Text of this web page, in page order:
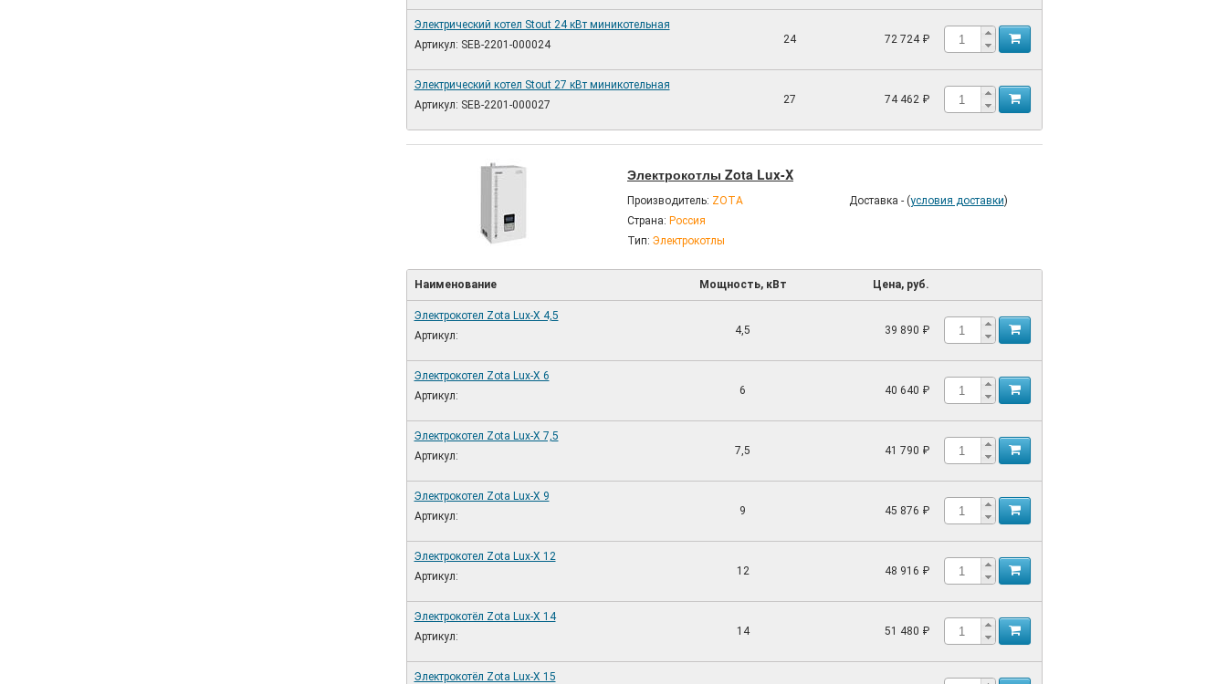
Электрический котел Stout 24 кВт миникотельная
Артикул: SEB-2201-000024
24 72 724 ₽
Электрический котел Stout 27 кВт миникотельная
Артикул: SEB-2201-000027
27 74 462 ₽
Электрокотлы Zota Lux-X
Производитель: ZOTA
Страна: Россия
Тип: Электрокотлы
Доставка - (условия доставки)
Наименование Мощность, кВт Цена, руб.
Электрокотел Zota Lux-X 4,5
Артикул:
4,5 39 890 ₽
Электрокотел Zota Lux-X 6
Артикул:
6 40 640 ₽
Электрокотел Zota Lux-X 7,5
Артикул:
7,5 41 790 ₽
Электрокотел Zota Lux-X 9
Артикул:
9 45 876 ₽
Электрокотел Zota Lux-X 12
Артикул:
12 48 916 ₽
Электрокотёл Zota Lux-X 14
Артикул:
14 51 480 ₽
Электрокотёл Zota Lux-X 15